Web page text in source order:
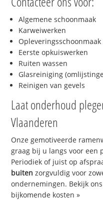
Algemene schoonmaak
Karweiwerken
Opleveringsschoonmaak
Eerste opkuiswerken
Ruiten wassen
Glasreiniging
Reinigen van gevels
Laat onderhoud
Vlaanderen
Onze gemotiveerde
graag bij u langs voor een
Periodiek of juist op
buiten zorgvuldig voor
ondernemingen. Bekijk
bijkomende kosten »